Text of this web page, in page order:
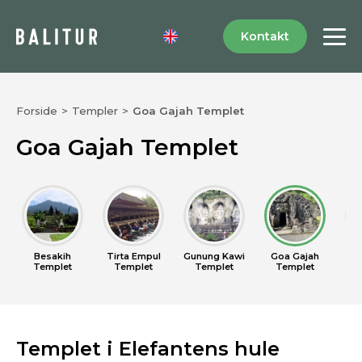
Kontakt
Forside > Templer > Goa Gajah Templet
Goa Gajah Templet
Besakih
Templet
Tirta Empul
Templet
Gunung Kawi
Templet
Goa Gajah
Templet
Templet i Elefantens hule